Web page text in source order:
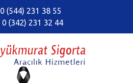
0 (544) 231 38 55
0 (342) 231 32 44